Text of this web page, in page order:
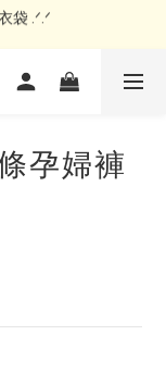
帕 .ᐟ.ᐟ
.ᐟ.ᐟ
孕婦褲